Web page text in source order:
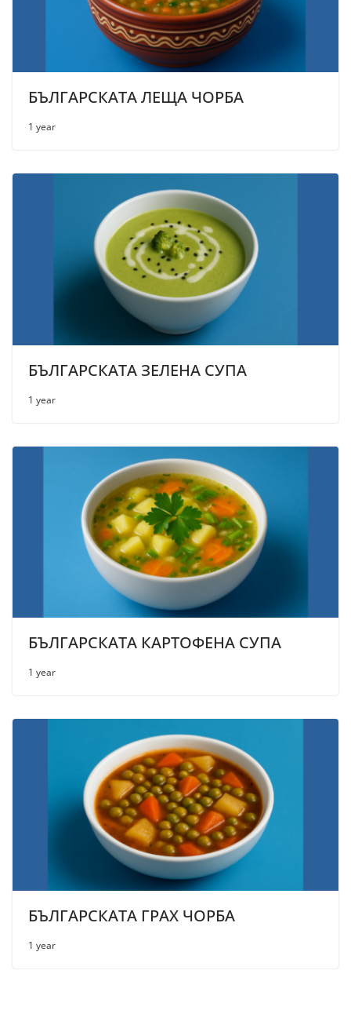
БЪЛГАРСКАТА ЛЕЩА ЧОРБА
1 year
БЪЛГАРСКАТА ЗЕЛЕНА СУПА
1 year
БЪЛГАРСКАТА КАРТОФЕНА СУПА
1 year
БЪЛГАРСКАТА ГРАХ ЧОРБА
1 year